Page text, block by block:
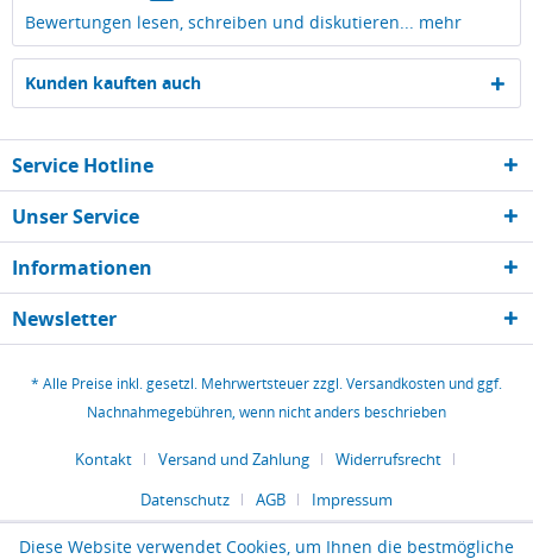
Bewertungen lesen, schreiben und diskutieren... mehr
Kunden kauften auch
Service Hotline
Unser Service
Informationen
Newsletter
* Alle Preise inkl. gesetzl. Mehrwertsteuer zzgl.Versandkosten und ggf.
Nachnahmegebühren, wenn nicht anders beschrieben
Kontakt Versand und Zahlung
Widerrufsrecht
Datenschutz
AGB Impressum
Diese Website verwendet Cookies, um Ihnen die bestmögliche